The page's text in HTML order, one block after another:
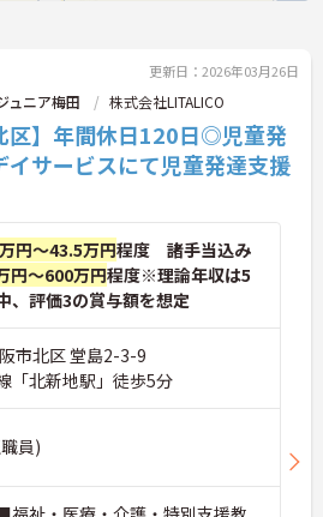
更新日：2026年03月26日
ュニア梅田 株式会社LITALICO
区】年間休日120日◎児童発
イサービスにて児童発達支援
円～43.5万円程度 諸手当込み
円～600万円程度※理論年収は5
、評価3の賞与額を想定
市北区 堂島2-3-9
「北新地駅」徒歩5分
員)